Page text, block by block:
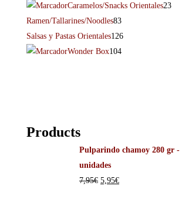
Caramelos/Snacks Orientales23
Ramen/Tallarines/Noodles83
Salsas y Pastas Orientales126
Wonder Box104
Products
Pulparindo chamoy 280 gr -
unidades
7,95€ 5,95€